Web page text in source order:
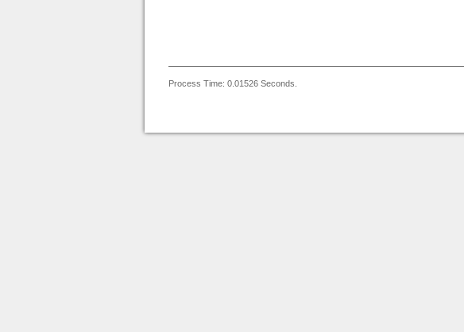
Process Time: 0.01526 Seconds.